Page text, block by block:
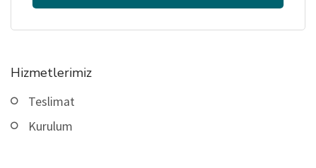
Hizmetlerimiz
Teslimat
Kurulum